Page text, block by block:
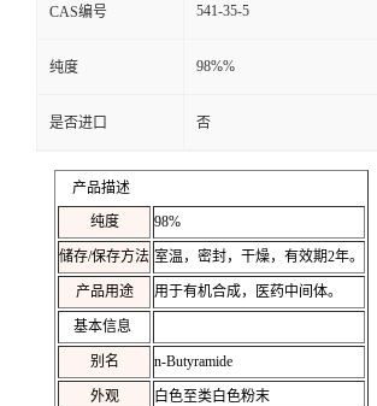
CAS编号 541-35-5
纯度 98%%
是否进口 否
产品描述
纯度
98%
储存/保存方法 室温，密封，干燥，有效期2年。
产品用途 用于有机合成，医药中间体。
基本信息
别名 n-Butyramide
外观 白色至类白色粉末